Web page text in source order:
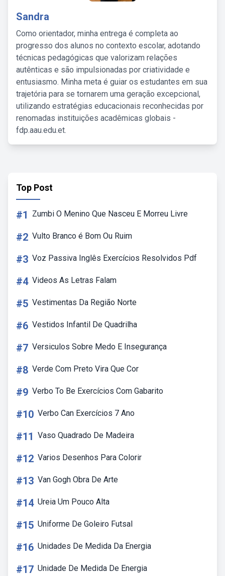
Sandra
Como orientador, minha entrega é completa ao
progresso dos alunos no contexto escolar, adotando
técnicas pedagógicas que valorizam relações
autênticas e são impulsionadas por criatividade e
entusiasmo. Minha meta é guiar os estudantes em sua
trajetória para se tornarem uma geração excepcional,
utilizando estratégias educacionais reconhecidas por
renomadas instituições acadêmicas globais -
fdp.aau.edu.et.
Top Post
#1 Zumbi O Menino Que Nasceu E Morreu Livre
#2 Vulto Branco é Bom Ou Ruim
#3 Voz Passiva Inglês Exercícios Resolvidos Pdf
#4 Videos As Letras Falam
#5 Vestimentas Da Região Norte
#6 Vestidos Infantil De Quadrilha
#7 Versiculos Sobre Medo E Insegurança
#8 Verde Com Preto Vira Que Cor
#9 Verbo To Be Exercícios Com Gabarito
#10 Verbo Can Exercícios 7 Ano
#11 Vaso Quadrado De Madeira
#12 Varios Desenhos Para Colorir
#13 Van Gogh Obra De Arte
#14 Ureia Um Pouco Alta
#15 Uniforme De Goleiro Futsal
#16 Unidades De Medida Da Energia
#17 Unidade De Medida De Energia